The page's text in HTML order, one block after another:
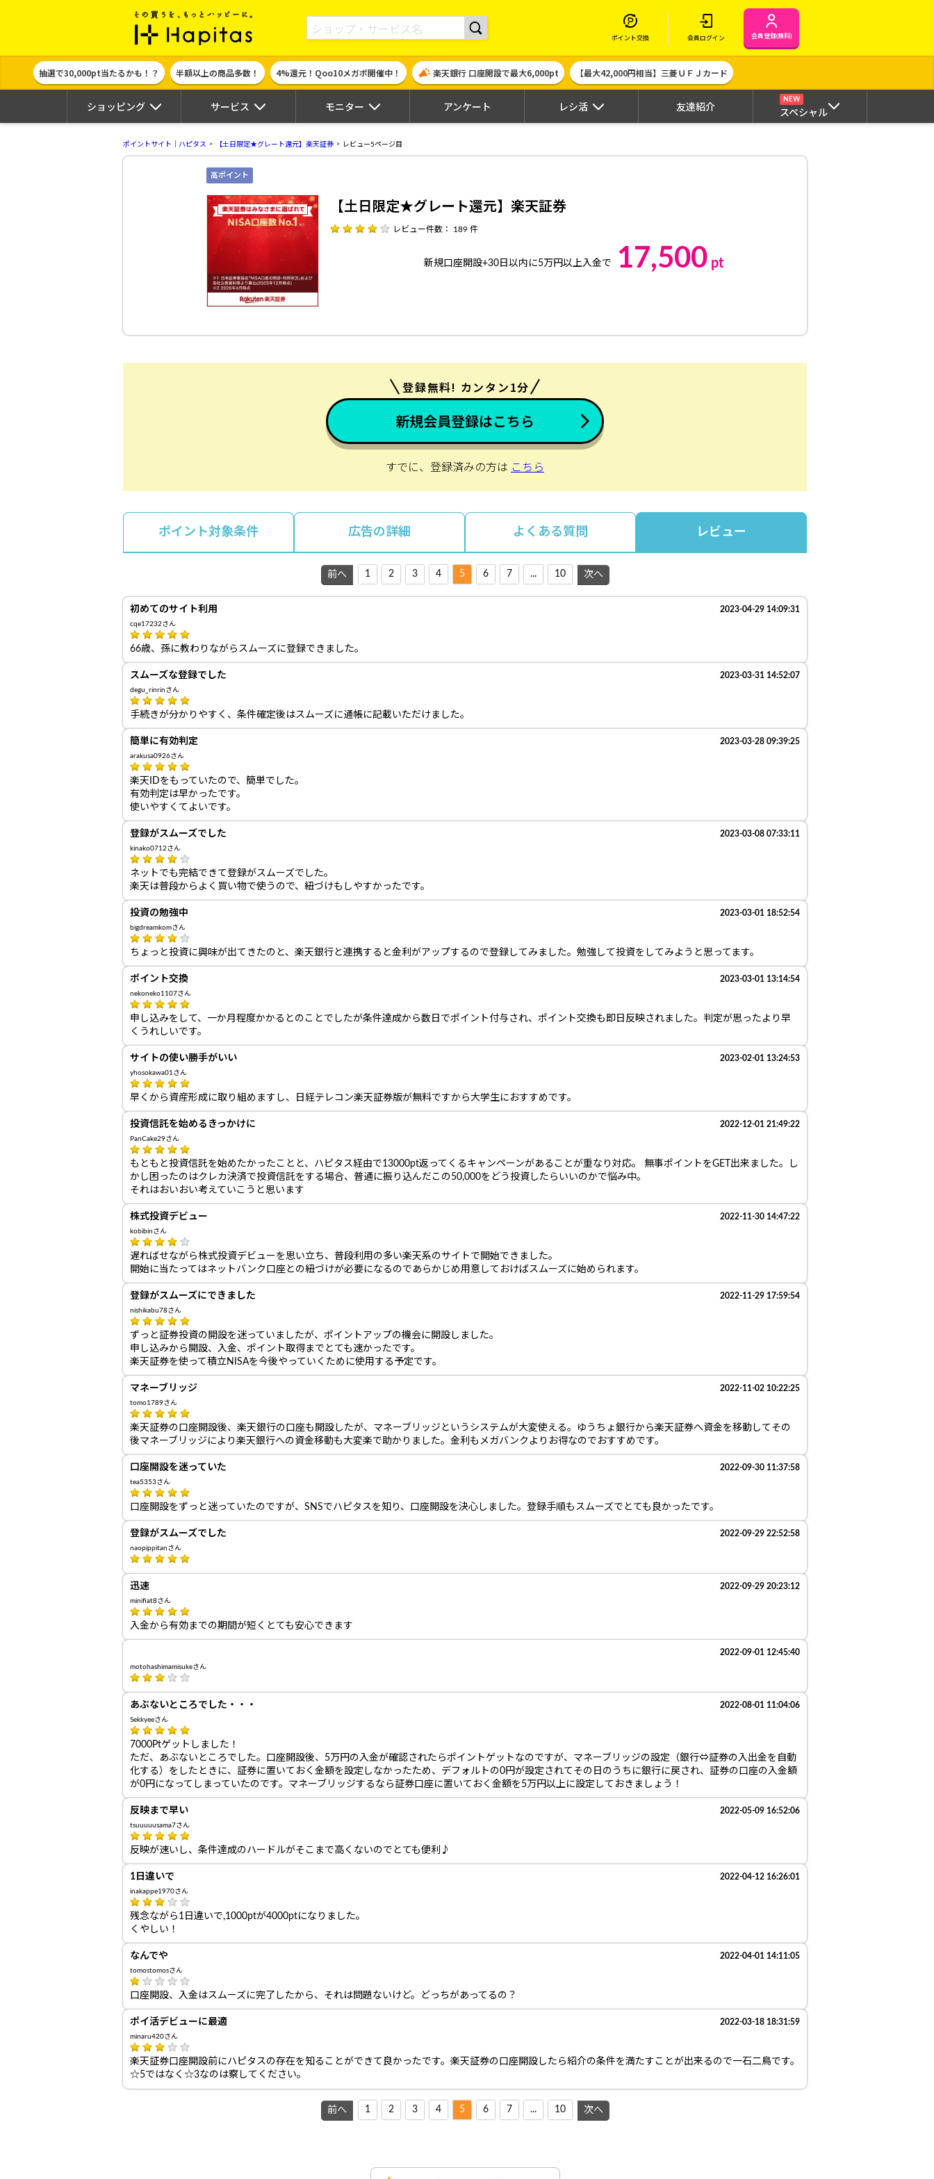
ポイント貯めて現金やギフト券に交換できるポイントサイト | ハピタス
ポイント交換 会員ログイン 会員登録(無料)
抽選で30,000pt当たるかも！？ 半額以上の商品多数！ 4%還元！Qoo10メガポ開催中！ 楽天銀行 口座開設で最大6,000pt 【最大42,000円相当】三菱ＵＦＪカード
ショッピング サービス モニター アンケート レシ活 友達紹介
NEW
スペシャル
ポイントサイト｜ハピタス 【土日限定★グレート還元】楽天証券 レビュー5ページ目
高ポイント
【土日限定★グレート還元】楽天証券
レビュー件数： 189 件
新規口座開設+30日以内に5万円以上入金で 17,500 pt
登録無料! カンタン1分
新規会員登録はこちら
すでに、登録済みの方は こちら
ポイント対象条件 広告の詳細 よくある質問 レビュー
前へ 1 2 3 4 5 6 7 ... 10 次へ
初めてのサイト利用 2023-04-29 14:09:31
cqe17232さん
66歳、孫に教わりながらスムーズに登録できました。
スムーズな登録でした 2023-03-31 14:52:07
degu_rinrinさん
手続きが分かりやすく、条件確定後はスムーズに通帳に記載いただけました。
簡単に有効判定 2023-03-28 09:39:25
arakusa0926さん
楽天IDをもっていたので、簡単でした。
有効判定は早かったです。
使いやすくてよいです。
登録がスムーズでした 2023-03-08 07:33:11
kinako0712さん
ネットでも完結できて登録がスムーズでした。
楽天は普段からよく買い物で使うので、紐づけもしやすかったです。
投資の勉強中 2023-03-01 18:52:54
bigdreamkomさん
ちょっと投資に興味が出てきたのと、楽天銀行と連携すると金利がアップするので登録してみました。勉強して投資をしてみようと思ってます。
ポイント交換 2023-03-01 13:14:54
nekoneko1107さん
申し込みをして、一か月程度かかるとのことでしたが条件達成から数日でポイント付与され、ポイント交換も即日反映されました。判定が思ったより早
くうれしいです。
サイトの使い勝手がいい 2023-02-01 13:24:53
yhosokawa01さん
早くから資産形成に取り組めますし、日経テレコン楽天証券版が無料ですから大学生におすすめです。
投資信託を始めるきっかけに 2022-12-01 21:49:22
PanCake29さん
もともと投資信託を始めたかったことと、ハピタス経由で13000pt返ってくるキャンペーンがあることが重なり対応。 無事ポイントをGET出来ました。し
かし困ったのはクレカ決済で投資信託をする場合、普通に振り込んだこの50,000をどう投資したらいいのかで悩み中。
それはおいおい考えていこうと思います
株式投資デビュー 2022-11-30 14:47:22
kobibinさん
遅ればせながら株式投資デビューを思い立ち、普段利用の多い楽天系のサイトで開始できました。
開始に当たってはネットバンク口座との紐づけが必要になるのであらかじめ用意しておけばスムーズに始められます。
登録がスムーズにできました 2022-11-29 17:59:54
nishikabu78さん
ずっと証券投資の開設を迷っていましたが、ポイントアップの機会に開設しました。
申し込みから開設、入金、ポイント取得までとても速かったです。
楽天証券を使って積立NISAを今後やっていくために使用する予定です。
マネーブリッジ 2022-11-02 10:22:25
tomo1789さん
楽天証券の口座開設後、楽天銀行の口座も開設したが、マネーブリッジというシステムが大変使える。ゆうちょ銀行から楽天証券へ資金を移動してその
後マネーブリッジにより楽天銀行への資金移動も大変楽で助かりました。金利もメガバンクよりお得なのでおすすめです。
口座開設を迷っていた 2022-09-30 11:37:58
tea5353さん
口座開設をずっと迷っていたのですが、SNSでハピタスを知り、口座開設を決心しました。登録手順もスムーズでとても良かったです。
登録がスムーズでした 2022-09-29 22:52:58
naopippitanさん
迅速 2022-09-29 20:23:12
minifiat8さん
入金から有効までの期間が短くとても安心できます
2022-09-01 12:45:40
motohashimamisukeさん
あぶないところでした・・・ 2022-08-01 11:04:06
Sekkyeeさん
7000Ptゲットしました！
ただ、あぶないところでした。口座開設後、5万円の入金が確認されたらポイントゲットなのですが、マネーブリッジの設定（銀行⇔証券の入出金を自動
化する）をしたときに、証券に置いておく金額を設定しなかったため、デフォルトの0円が設定されてその日のうちに銀行に戻され、証券の口座の入金額
が0円になってしまっていたのです。マネーブリッジするなら証券口座に置いておく金額を5万円以上に設定しておきましょう！
反映まで早い 2022-05-09 16:52:06
tsuuuuusama7さん
反映が速いし、条件達成のハードルがそこまで高くないのでとても便利♪
1日違いで 2022-04-12 16:26:01
inakappe1970さん
残念ながら1日違いで,1000ptが4000ptになりました。
くやしい！
なんでや 2022-04-01 14:11:05
tomostomosさん
口座開設、入金はスムーズに完了したから、それは問題ないけど。どっちがあってるの？
ポイ活デビューに最適 2022-03-18 18:31:59
minaru420さん
楽天証券口座開設前にハピタスの存在を知ることができて良かったです。楽天証券の口座開設したら紹介の条件を満たすことが出来るので一石二鳥です。
☆5ではなく☆3なのは察してください。
前へ 1 2 3 4 5 6 7 ... 10 次へ